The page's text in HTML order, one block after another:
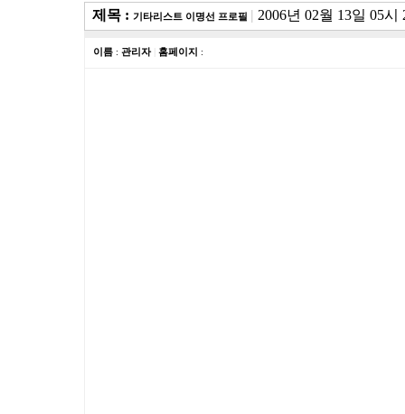
제목 : 기타리스트 이명선 프로필 | 2006년 02월 13일 05시
이름 : 관리자 홈페이지 :